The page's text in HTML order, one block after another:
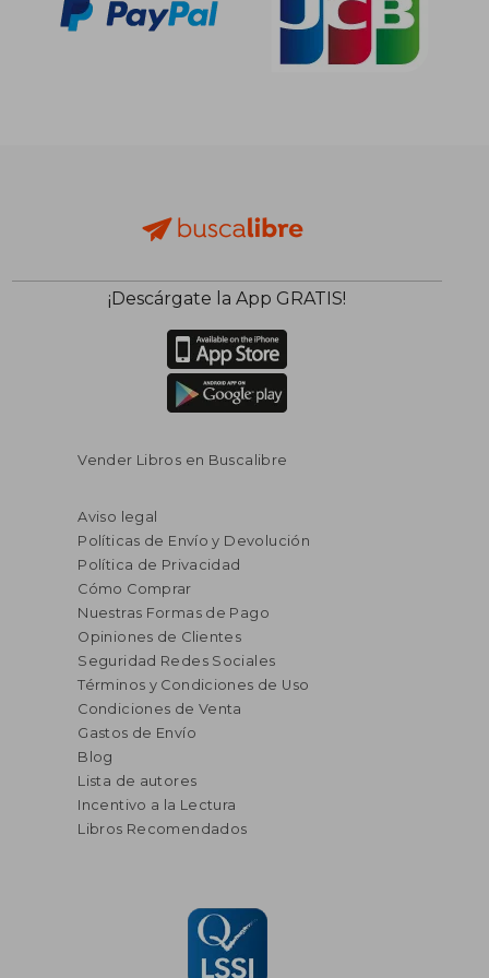
¡Descárgate la App GRATIS!
Vender Libros en Buscalibre
Aviso legal
Políticas de Envío y Devolución
Política de Privacidad
Cómo Comprar
Nuestras Formas de Pago
Opiniones de Clientes
Seguridad Redes Sociales
Términos y Condiciones de Uso
Condiciones de Venta
Gastos de Envío
Blog
Lista de autores
Incentivo a la Lectura
Libros Recomendados